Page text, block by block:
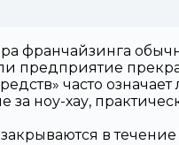
франчайзинга
предприятие
часто
за ноу-хау,
в